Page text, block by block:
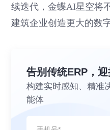
续迭代，金蝶AI星空将
建筑企业创造更大的数
告别传统ERP，
构建实时感知、精准
能体